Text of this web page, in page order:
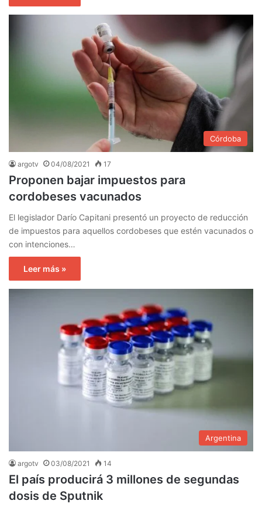
Córdoba
argotv 04/08/2021 17
Proponen bajar impuestos para
cordobeses vacunados
El legislador Darío Capitani presentó un proyecto de reducción
de impuestos para aquellos cordobeses que estén vacunados o
con intenciones…
Leer más »
Argentina
argotv 03/08/2021 14
El país producirá 3 millones de segundas
dosis de Sputnik